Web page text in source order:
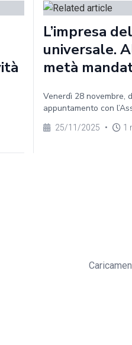
L’impresa
universale.
metà
Venerdì 28 novembre,
appuntamento con
25/11/2025 • 1